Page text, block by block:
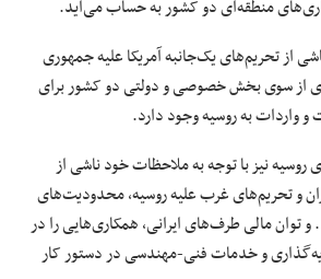
منطقه‌ای دو کشور به حساب می‌آید.
از تحریم‌های یک‌جانبه آمریکا علیه جمهوری
از سوی بخش خصوصی و دولتی دو کشور برای
واردات به روسیه وجود دارد.
نیز با توجه به ملاحظات خود ناشی از
و تحریم‌های غرب علیه روسیه، محدودیت‌های
توان مالی طرف‌های ایرانی، همکاری‌هایی را در
و خدمات فنی-مهندسی در دستور کار